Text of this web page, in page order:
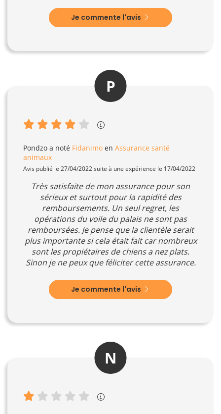
Je commente l'avis
P
Pondzo a noté Fidanimo en Assurance santé
animaux
Avis publié le 27/04/2022 suite à une expérience le 17/04/2022
Très satisfaite de mon assurance pour son
sérieux et surtout pour la rapidité des
remboursements. Un seul regret, les
opérations du voile du palais ne sont pas
remboursées. Je pense que la clientèle serait
plus importante si cela était fait car nombreux
sont les propiétaires de chiens a nez plats.
Sinon je ne peux que féliciter cette assurance.
Je commente l'avis
N